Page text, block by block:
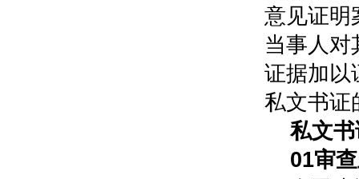
意见证明
当事人对
证据加以
私文书证
私文
01审